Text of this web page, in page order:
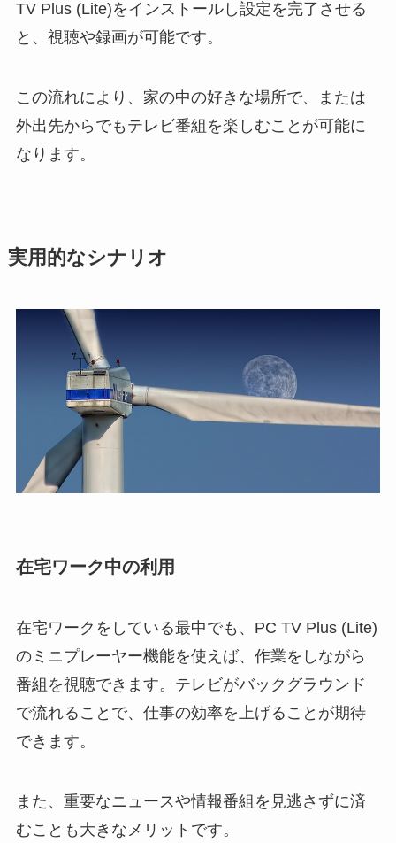
TV Plus (Lite)をインストールし設定を完了させる
と、視聴や録画が可能です。
この流れにより、家の中の好きな場所で、または
外出先からでもテレビ番組を楽しむことが可能に
なります。
実用的なシナリオ
在宅ワーク中の利用
在宅ワークをしている最中でも、PC TV Plus (Lite)
のミニプレーヤー機能を使えば、作業をしながら
番組を視聴できます。テレビがバックグラウンド
で流れることで、仕事の効率を上げることが期待
できます。
また、重要なニュースや情報番組を見逃さずに済
むことも大きなメリットです。